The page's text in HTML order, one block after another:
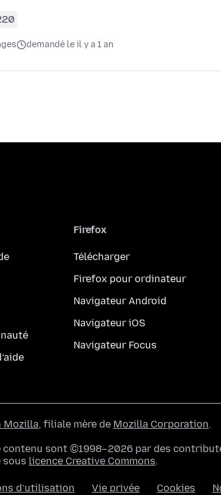
demandé le il y a 1 an
Firefox
Télécharger
Firefox pour ordinateur
Navigateur Android
Navigateur iOS
Navigateur Focus
Mozilla, filiale mère de Mozilla Corporation.
contenu sont ©1998–2026 par des
sous licence Creative Commons.
d’utilisation Vie privée Cookies